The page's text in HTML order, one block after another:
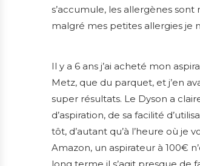
s’accumule, les allergènes
malgré mes petites allergies je
Il y a 6 ans j’ai acheté mon
Metz, que du parquet, et j’en
super résultats. Le Dyson a
d’aspiration, de sa facilité
tôt, d’autant qu’à l’heure où je
Amazon, un aspirateur à 100€